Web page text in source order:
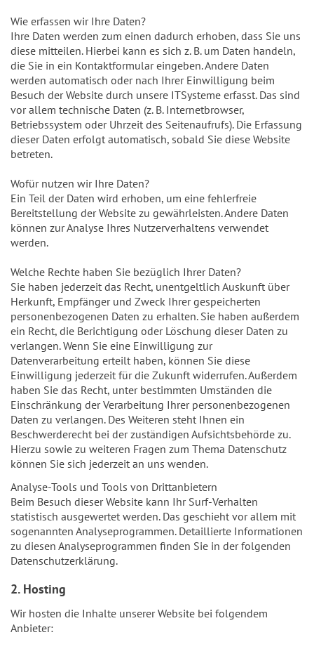
Wie erfassen wir Ihre Daten?
Ihre Daten werden zum einen dadurch erhoben, dass Sie uns
diese mitteilen. Hierbei kann es sich z. B. um Daten handeln,
die Sie in ein Kontaktformular eingeben. Andere Daten
werden automatisch oder nach Ihrer Einwilligung beim
Besuch der Website durch unsere ITSysteme erfasst. Das sind
vor allem technische Daten (z. B. Internetbrowser,
Betriebssystem oder Uhrzeit des Seitenaufrufs). Die Erfassung
dieser Daten erfolgt automatisch, sobald Sie diese Website
betreten.
Wofür nutzen wir Ihre Daten?
Ein Teil der Daten wird erhoben, um eine fehlerfreie
Bereitstellung der Website zu gewährleisten. Andere Daten
können zur Analyse Ihres Nutzerverhaltens verwendet
werden.
Welche Rechte haben Sie bezüglich Ihrer Daten?
Sie haben jederzeit das Recht, unentgeltlich Auskunft über
Herkunft, Empfänger und Zweck Ihrer gespeicherten
personenbezogenen Daten zu erhalten. Sie haben außerdem
ein Recht, die Berichtigung oder Löschung dieser Daten zu
verlangen. Wenn Sie eine Einwilligung zur
Datenverarbeitung erteilt haben, können Sie diese
Einwilligung jederzeit für die Zukunft widerrufen. Außerdem
haben Sie das Recht, unter bestimmten Umständen die
Einschränkung der Verarbeitung Ihrer personenbezogenen
Daten zu verlangen. Des Weiteren steht Ihnen ein
Beschwerderecht bei der zuständigen Aufsichtsbehörde zu.
Hierzu sowie zu weiteren Fragen zum Thema Datenschutz
können Sie sich jederzeit an uns wenden.
Analyse-Tools und Tools von Drittanbietern
Beim Besuch dieser Website kann Ihr Surf-Verhalten
statistisch ausgewertet werden. Das geschieht vor allem mit
sogenannten Analyseprogrammen. Detaillierte Informationen
zu diesen Analyseprogrammen finden Sie in der folgenden
Datenschutzerklärung.
2. Hosting
Wir hosten die Inhalte unserer Website bei folgendem
Anbieter: